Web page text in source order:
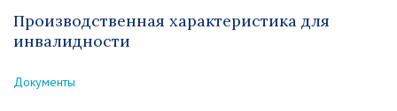
Производственная характеристика для
инвалидности
Документы